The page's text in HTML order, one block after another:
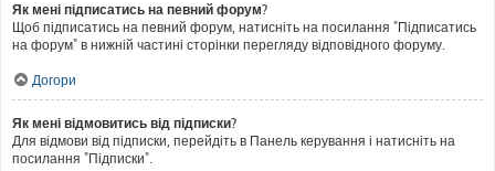
Як мені підписатись на певний форум?
Щоб підписатись на певний форум, натисніть на посилання "Підписатись
на форум" в нижній частині сторінки перегляду відповідного форуму.
Догори
Як мені відмовитись від підписки?
Для відмови від підписки, перейдіть в Панель керування і натисніть на
посилання "Підписки".